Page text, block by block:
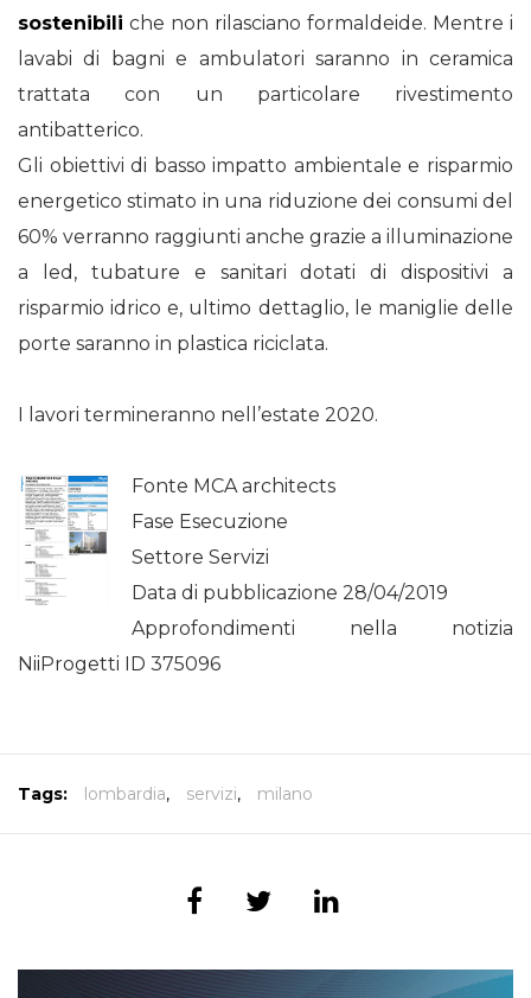
sostenibili che non rilasciano formaldeide. Mentre i
lavabi di bagni e ambulatori saranno in ceramica
trattata con un particolare rivestimento
antibatterico.
Gli obiettivi di basso impatto ambientale e risparmio
energetico stimato in una riduzione dei consumi del
60%­ verranno raggiunti anche grazie a illuminazione
a led, tubature e sanitari dotati di dispositivi a
risparmio idrico e, ultimo dettaglio, le maniglie delle
porte saranno in plastica riciclata.
I lavori termineranno nell’estate 2020.
Fonte MCA architects
Fase Esecuzione
Settore Servizi
Data di pubblicazione 28/04/2019
Approfondimenti nella notizia
NiiProgetti ID 375096
Tags: lombardia, servizi, milano